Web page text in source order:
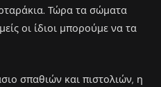
Τώρα τα σώματα
οι ίδιοι μπορούμε να τα
σπαθιών και πιστολιών, η